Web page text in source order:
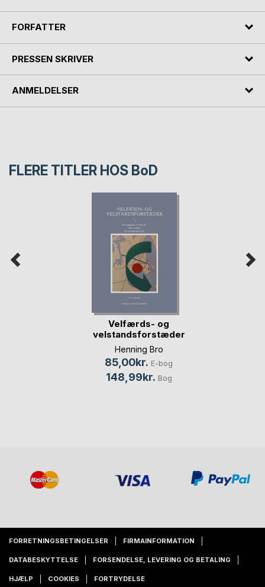
FORFATTER
PRESSEN SKRIVER
ANMELDELSER
FLERE TITLER HOS BoD
Velfærds- og
velstandsforstæder
Henning Bro
85,00kr. E-bog
148,99kr. Bog
FORRETNINGSBETINGELSER FIRMAINFORMATION
DATABESKYTTELSE FORSENDELSE, LEVERING OG BETALING
HJÆLP COOKIES FORTRYDELSE